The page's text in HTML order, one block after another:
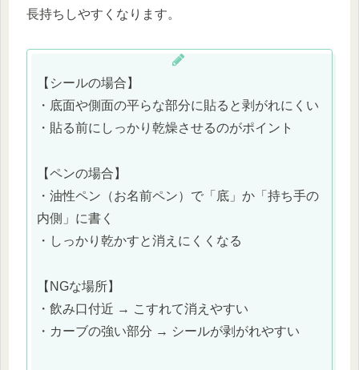
長持ちしやすくなります。
【シールの場合】
・底面や側面の平らな部分に貼ると剥がれにくい
・貼る前にしっかり乾燥させるのがポイント
【ペンの場合】
・油性ペン（お名前ペン）で「底」か「持ち手の
内側」に書く
・しっかり乾かすと消えにくくなる
【NGな場所】
・飲み口付近 → こすれて消えやすい
・カーブの強い部分 → シールが剥がれやすい